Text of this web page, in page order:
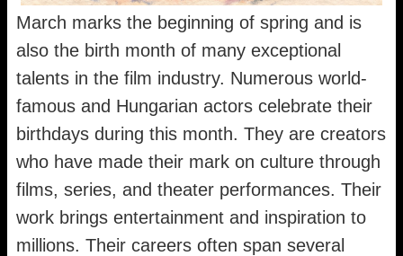
March marks the beginning of spring and is
also the birth month of many exceptional
talents in the film industry. Numerous world-
famous and Hungarian actors celebrate their
birthdays during this month. They are creators
who have made their mark on culture through
films, series, and theater performances. Their
work brings entertainment and inspiration to
millions. Their careers often span several